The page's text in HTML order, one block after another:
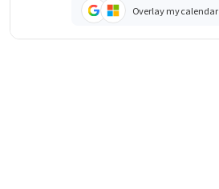
Overlay my calendar